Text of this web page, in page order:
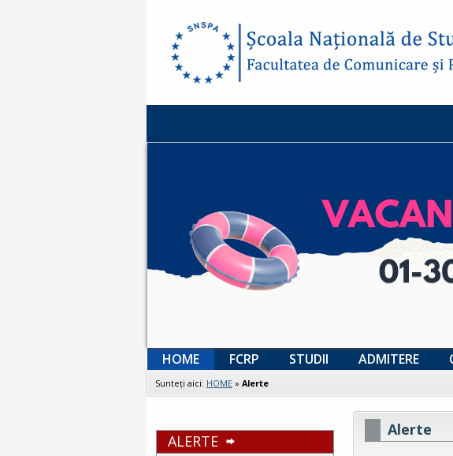
HOME FCRP STUDII ADMITERE
Sunteţi aici: HOME» Alerte
ALERTE
Alerte